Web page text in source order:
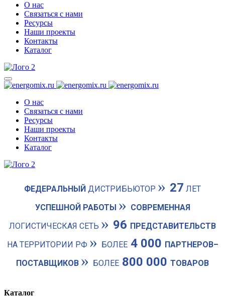
О нас
Связаться с нами
Ресурсы
Наши проекты
Контакты
Каталог
О нас
Связаться с нами
Ресурсы
Наши проекты
Контакты
Каталог
ФЕДЕРАЛЬНЫЙ ДИСТРИБЬЮТОР » 27 ЛЕТ
УСПЕШНОЙ РАБОТЫ » СОВРЕМЕННАЯ
ЛОГИСТИЧЕСКАЯ СЕТЬ » 96 ПРЕДСТАВИТЕЛЬСТВ
НА ТЕРРИТОРИИ РФ » БОЛЕЕ4 000 ПАРТНЕРОВ–
ПОСТАВЩИКОВ » БОЛЕЕ 800 000 ТОВАРОВ
Каталог